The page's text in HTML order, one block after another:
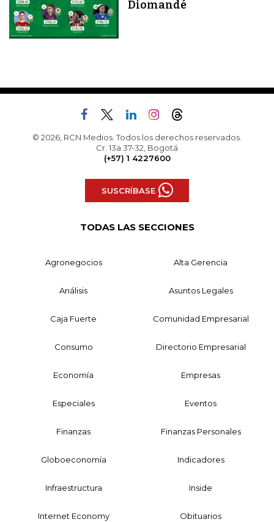
Diomandé
© 2026, RCN Medios. Todos los derechos reservados.
Cr. 13a 37-32, Bogotá
(+57) 1 4227600
SUSCRÍBASE
TODAS LAS SECCIONES
Agronegocios Alta Gerencia
Análisis Asuntos Legales
Caja Fuerte Comunidad Empresarial
Consumo Directorio Empresarial
Economía Empresas
Especiales Eventos
Finanzas Finanzas Personales
Globoeconomía Indicadores
Infraestructura Inside
Internet Economy Obituarios